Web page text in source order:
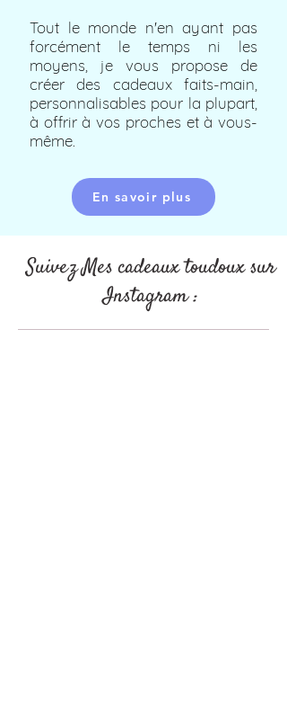
Tout le monde n'en ayant pas
forcément le temps ni les
moyens, je vous propose de
créer des cadeaux faits-main,
personnalisables pour la plupart,
à offrir à vos proches et à vous-
même.
En savoir plus
Suivez Mes cadeaux toudoux sur
Instagram :